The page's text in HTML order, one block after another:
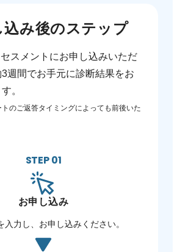
込み後のステップ
スメントにお申し込みいただ
週間でお手元に診断結果をお
。
のご返答タイミングによっても前後いた
STEP 01
お申し込み
入力し、お申し込みください。